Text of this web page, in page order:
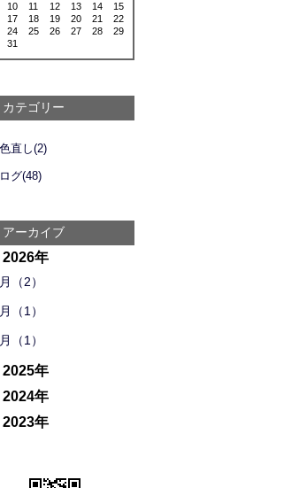
10 11 12 13 14
15
17 18 19 20 21
22
24 25 26 27 28
29
31
カテゴリー
直し(2)
グ(48)
アーカイブ
2026年
（2）
（1）
（1）
2025年
2024年
2023年